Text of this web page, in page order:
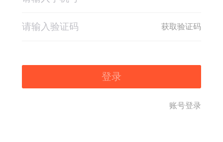
获取验证码
登录
账号登录